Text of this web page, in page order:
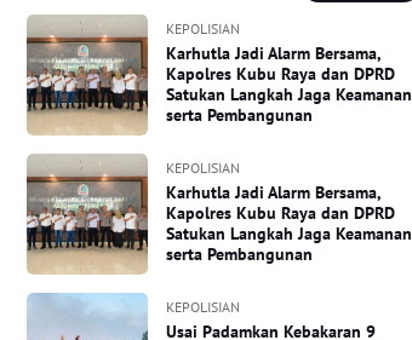
KEPOLISIAN
Karhutla Jadi Alarm Bersama,
Kapolres Kubu Raya dan DPRD
Satukan Langkah Jaga Keamanan
serta Pembangunan
KEPOLISIAN
Karhutla Jadi Alarm Bersama,
Kapolres Kubu Raya dan DPRD
Satukan Langkah Jaga Keamanan
serta Pembangunan
KEPOLISIAN
Usai Padamkan Kebakaran 9